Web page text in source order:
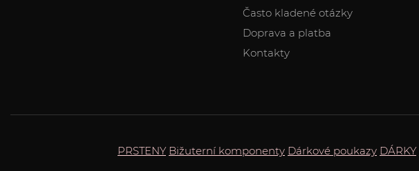
Často kladené otázky
Doprava a platba
Kontakty
PRSTENY Bižuterní komponenty Dárkové poukazy DÁRKY